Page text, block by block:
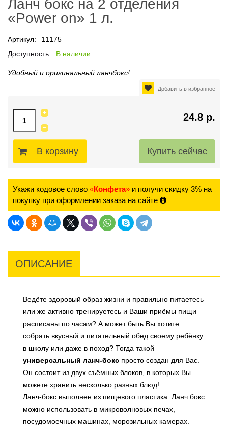
Ланч бокс на 2 отделения
«Power on» 1 л.
Артикул:
11175
Доступность:
В наличии
Удобный и оригинальный ланчбокс!
Добавить в избранное
24.8 р.
В корзину
Укажи кодовое слово «Конфета» и получи скидку 3% на
покупку при оформлении заказа на сайте
ОПИСАНИЕ
Ведёте здоровый образ жизни и правильно питаетесь
или же активно тренируетесь и Ваши приёмы пищи
расписаны по часам? А может быть Вы хотите
собрать вкусный и питательный обед своему ребёнку
в школу или даже в поход? Тогда такой
универсальный ланч-бокс просто создан для Вас.
Он состоит из двух съёмных блоков, в которых Вы
можете хранить несколько разных блюд!
Ланч-бокс выполнен из пищевого пластика. Ланч бокс
можно использовать в микроволновых печах,
посудомоечных машинах, морозильных камерах.